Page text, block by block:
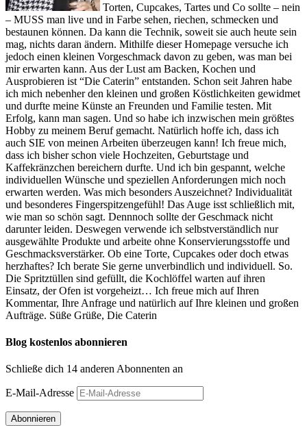
Torten, Cupcakes, Tartes und Co sollte – nein
– MUSS man live und in Farbe sehen, riechen, schmecken und
bestaunen können. Da kann die Technik, soweit sie auch heute sein
mag, nichts daran ändern. Mithilfe dieser Homepage versuche ich
jedoch einen kleinen Vorgeschmack davon zu geben, was man bei
mir erwarten kann. Aus der Lust am Backen, Kochen und
Ausprobieren ist “Die Caterin” entstanden. Schon seit Jahren habe
ich mich nebenher den kleinen und großen Köstlichkeiten gewidmet
und durfte meine Künste an Freunden und Familie testen. Mit
Erfolg, kann man sagen. Und so habe ich inzwischen mein größtes
Hobby zu meinem Beruf gemacht. Natürlich hoffe ich, dass ich
auch SIE von meinen Arbeiten überzeugen kann! Ich freue mich,
dass ich bisher schon viele Hochzeiten, Geburtstage und
Kaffekränzchen bereichern durfte. Und ich bin gespannt, welche
individuellen Wünsche und speziellen Anforderungen mich noch
erwarten werden. Was mich besonders Auszeichnet? Individualität
und besonderes Fingerspitzengefühl! Das Auge isst schließlich mit,
wie man so schön sagt. Dennnoch sollte der Geschmack nicht
darunter leiden. Deswegen verwende ich selbstverständlich nur
ausgewählte Produkte und arbeite ohne Konservierungsstoffe und
Geschmacksverstärker. Ob eine Torte, Cupcakes oder doch etwas
herzhaftes? Ich berate Sie gerne unverbindlich und individuell. So.
Die Spritztüllen sind gefüllt, die Kochlöffel warten auf ihren
Einsatz, der Ofen ist vorgeheizt… Ich freue mich auf Ihren
Kommentar, Ihre Anfrage und natürlich auf Ihre kleinen und großen
Aufträge. Süße Grüße, Die Caterin
Blog kostenlos abonnieren
Schließe dich 14 anderen Abonnenten an
E-Mail-Adresse
Abonnieren